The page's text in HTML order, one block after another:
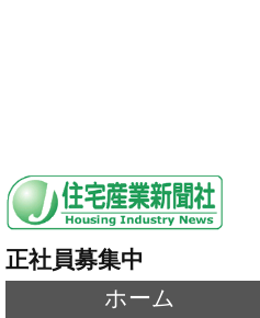
正社員募集中
ホーム